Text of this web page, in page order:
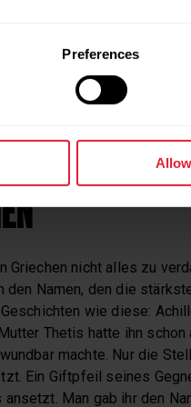
Preferences
vorbeugend sehr gut.
Griechen nicht alles zu
den Namen, den die
wie diese:
Thetis hatte ihn
machte. Nur die
Ein Giftpfeil seines
Man gab ihr den